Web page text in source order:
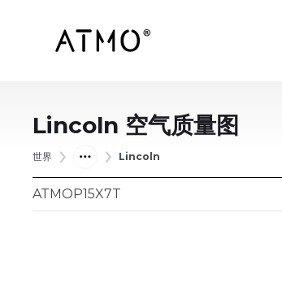
Lincoln 空气质量图
世界 Lincoln
ATMOP15X7T